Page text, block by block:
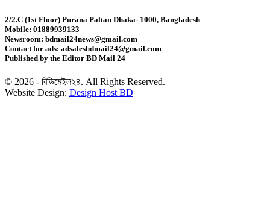
২০২৭ সালের রমজান ও ঈদের সম্ভাব্য তারিখ জানা গেল
‘শেখ হাসিনা কার্ড’ নিয়ে ভারত বন্ধুত্ব চাইতে পারে না:
স্বরাষ্ট্রমন্ত্রী
সাড়ে ৬ বছরে মোটরসাইকেল দুর্ঘটনায় নিহত ১৫ হাজার ৭১২
2/2.C (1st Floor) Purana Paltan Dhaka- 1000, Bangladesh
Mobile: 01889939133
Newsroom: bdmail24news@gmail.com
Contact for ads: adsalesbdmail24@gmail.com
Published by the Editor BD Mail 24
© 2026 - বিডিমেইল২৪. All Rights Reserved.
Website Design: Design Host BD